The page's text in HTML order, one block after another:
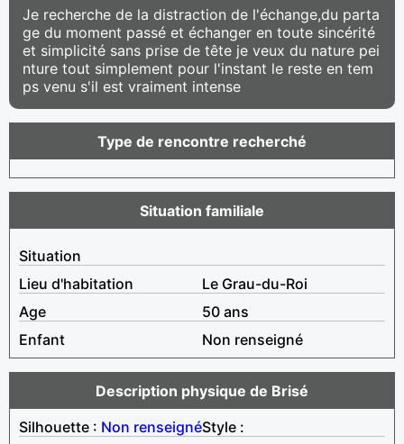
Je recherche de la distraction de l'échange,du parta
ge du moment passé et échanger en toute sincérité
et simplicité sans prise de tête je veux du nature pei
nture tout simplement pour l'instant le reste en tem
ps venu s'il est vraiment intense
Type de rencontre recherché
Situation familiale
Situation
Lieu d'habitation
Le Grau-du-Roi
Age
50 ans
Enfant
Non renseigné
Description physique de Brisé
Silhouette : Non renseignéStyle :